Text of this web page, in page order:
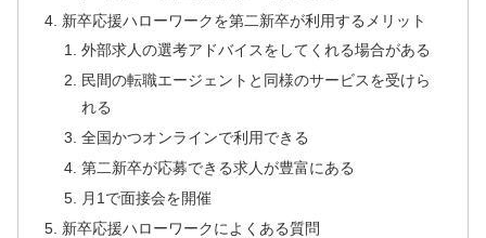
新卒応援ハローワークを第二新卒が利用するメリット
外部求人の選考アドバイスをしてくれる場合がある
民間の転職エージェントと同様のサービスを受けら
れる
全国かつオンラインで利用できる
第二新卒が応募できる求人が豊富にある
月1で面接会を開催
新卒応援ハローワークによくある質問